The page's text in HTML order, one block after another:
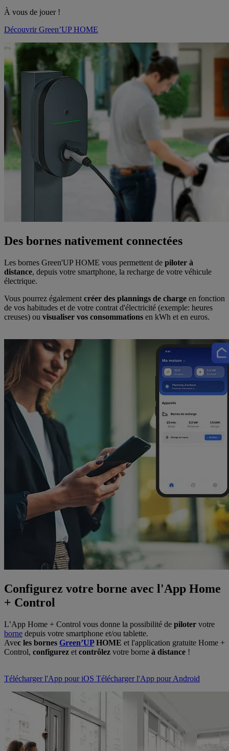
À vous de jouer !
Découvrir Green’UP HOME
Des bornes nativement connectées
Les bornes Green'UP HOME vous permettent de piloter à
distance, depuis votre smartphone, la recharge de votre véhicule
électrique.
Vous pourrez également créer des plannings de charge en fonction
de vos habitudes et de votre contrat d'électricité (exemple: heures
creuses) ou visualiser vos consommations en kWh et en euros.
Configurez votre borne avec l'App Home
+ Control
L’App Home + Control vous donne la possibilité de piloter votre
borne depuis votre smartphone et/ou tablette.
Avec les bornes Green’UPHOME et l'application gratuite Home +
Control, configurez et contrôlez votre borne à distance !
Télécharger l'App pour iOS Télécharger l'App pour Android